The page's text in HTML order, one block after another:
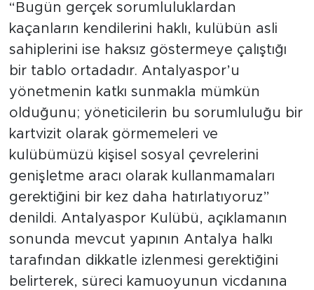
“Bugün gerçek sorumluluklardan
kaçanların kendilerini haklı, kulübün asli
sahiplerini ise haksız göstermeye çalıştığı
bir tablo ortadadır. Antalyaspor’u
yönetmenin katkı sunmakla mümkün
olduğunu; yöneticilerin bu sorumluluğu bir
kartvizit olarak görmemeleri ve
kulübümüzü kişisel sosyal çevrelerini
genişletme aracı olarak kullanmamaları
gerektiğini bir kez daha hatırlatıyoruz”
denildi. Antalyaspor Kulübü, açıklamanın
sonunda mevcut yapının Antalya halkı
tarafından dikkatle izlenmesi gerektiğini
belirterek, süreci kamuoyunun vicdanına